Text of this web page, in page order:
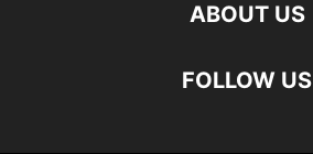
ABOUT US
FOLLOW US